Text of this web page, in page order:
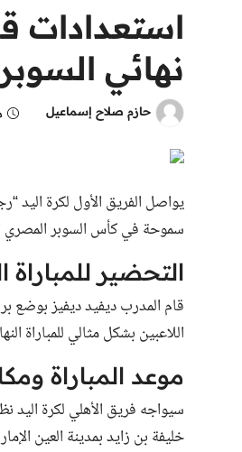
استعدادات
نهائي السوبر
حازم صلاح إسماعيل
يواصل الفريق الأول لكرة اليد
سموحة في كأس السوبر المصري
التحضير للمباراة
قام المدرب ديفيد ديفيز بوضع
اللاعبين بشكل مثالي للمباراة
موعد المباراة
سيواجه فريق الأهلي لكرة اليد
خليفة بن زايد بمدينة العين